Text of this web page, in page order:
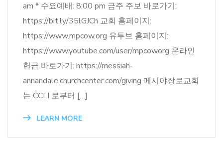
am * 수요예배: 8:00 pm 금주 주보 바로가기:
https://bit.ly/35lGJCh 교회 홈페이지:
https://www.mpcow.org 유투브 홈페이지:
https://www.youtube.com/user/mpcoworg 온라인
헌금 바로가기: https://messiah-
annandale.churchcenter.com/giving 메시야장로교회
는 CCLI 로부터 […]
LEARN MORE